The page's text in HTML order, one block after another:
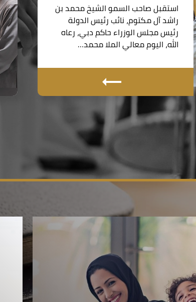
استقبل صاحب السمو الشيخ محمد بن
راشد آل مكتوم، نائب رئيس الدولة
رئيس مجلس الوزراء حاكم دبي، رعاه
الله، اليوم معالي الملا محمد…